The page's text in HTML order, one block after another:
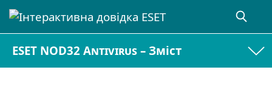
ESET NOD32 Antivirus – Зміст